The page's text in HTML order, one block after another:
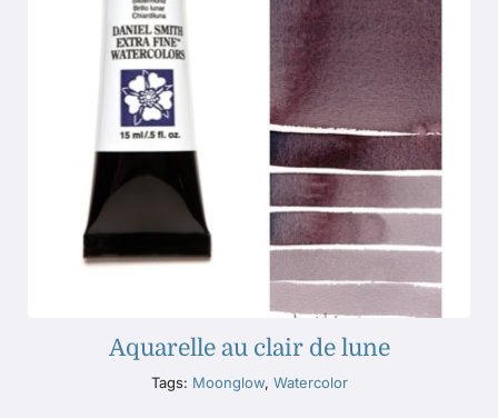
Aquarelle au clair de lune
Tags: Moonglow, Watercolor